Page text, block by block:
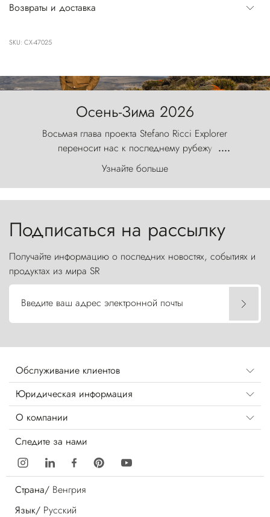
Возвраты и доставка
SKU: CX-47025
Осень-Зима 2026
Восьмая глава проекта Stefano Ricci Explorer
переносит нас к последнему рубежу
первозданного мира, где ветер с
первобытной яростью ваяет ландшафт, а пики
Торрес-дель-Пайне, словно каменные стражи,
....
Узнайте больше
Подписаться на рассылку
Получайте информацию о последних новостях, событиях и
продуктах из мира SR
Введите ваш адрес электронной почты
Обслуживание клиентов
Юридическая информация
О компании
Следите за нами
Страна/ Венгрия
Язык/ Русский